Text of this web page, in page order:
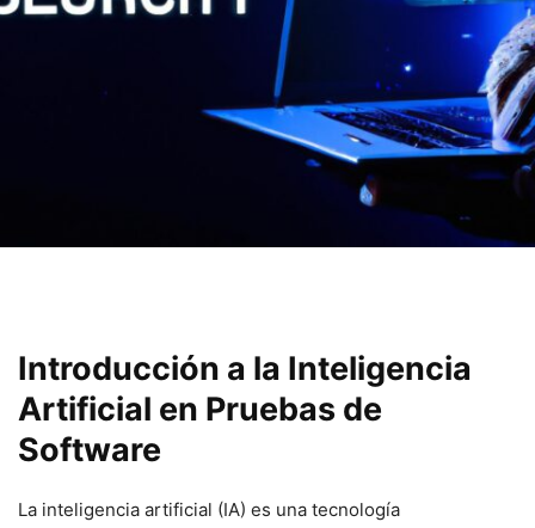
Introducción ⁢a⁣ la Inteligencia
Artificial en Pruebas de
Software
La inteligencia artificial (IA) es una⁢ tecnología